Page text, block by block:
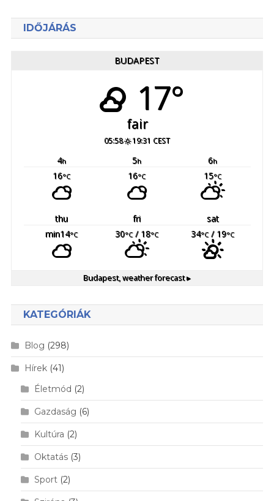
IDŐJÁRÁS
BUDAPEST
17°
fair
05:58 19:31 CEST
4h 5h 6h
16°C 16°C 15°C
thu fri
sat
min14°C 30°C/ 18°C 34°C/ 19°C
Budapest,weather forecast ▸
KATEGÓRIÁK
Blog (298)
Hírek(41)
Életmód (2)
Gazdaság (6)
Kultúra (2)
Oktatás(3)
Sport(2)